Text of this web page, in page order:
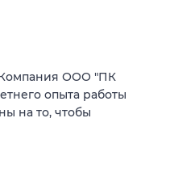
ООО "ПК
опыта работы
на то, чтобы